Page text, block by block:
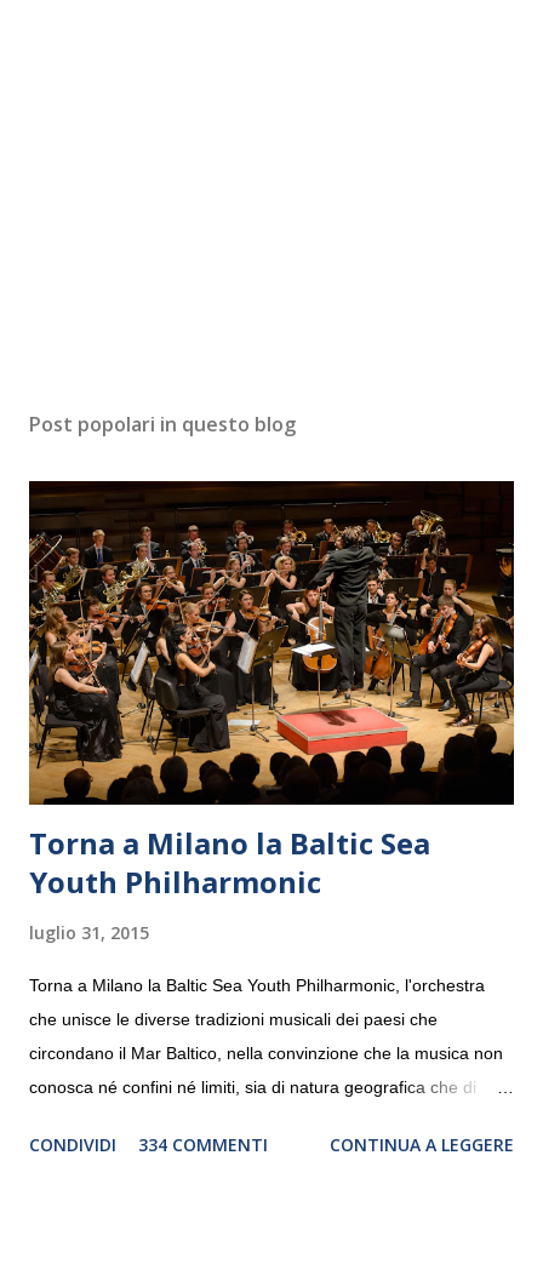
Post popolari in questo blog
Torna a Milano la Baltic Sea
Youth Philharmonic
luglio 31, 2015
Torna a Milano la Baltic Sea Youth Philharmonic, l'orchestra
che unisce le diverse tradizioni musicali dei paesi che
circondano il Mar Baltico, nella convinzione che la musica non
conosca né confini né limiti, sia di natura geografica che di
debutterà il 10 settembre a Heiden, in Germania, e toccherà, in
CONDIVIDI 334 COMMENTI CONTINUA A LEGGERE